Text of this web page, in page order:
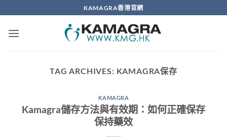
to
content
KAMAGRA香港官網
TAG ARCHIVES: KAMAGRA保存
KAMAGRA
Kamagra儲存方法與有效期：如何正確保存
保持藥效